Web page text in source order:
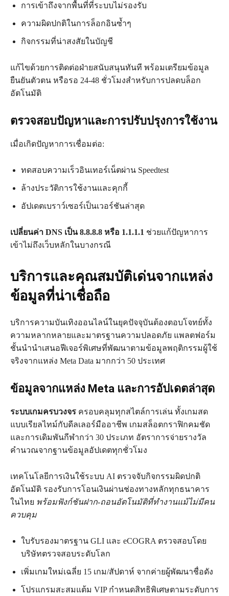
การเข้าถึงจากพื้นที่ที่ระบบไม่รองรับ
ความผิดปกติในการล็อกอินซ้ำๆ
กิจกรรมที่น่าสงสัยในบัญชี
แก้ไขด้วยการติดต่อฝ่ายสนับสนุนทันที พร้อมเตรียมข้อมูล
ยืนยันตัวตน หรือรอ 24-48 ชั่วโมงสำหรับการปลดบล็อก
อัตโนมัติ
ตรวจสอบปัญหาและการปรับปรุงการใช้งาน
เมื่อเกิดปัญหาการเชื่อมต่อ:
ทดสอบความเร็วอินเทอร์เน็ตผ่าน Speedtest
ล้างประวัติการใช้งานและคุกกี้
อัปเดตเบราว์เซอร์เป็นเวอร์ชันล่าสุด
เปลี่ยนค่า DNS เป็น 8.8.8.8 หรือ 1.1.1.1 ช่วยแก้ปัญหาการ
เข้าไม่ถึงเว็บหลักในบางกรณี
บริการและคุณสมบัติเด่นจากแหล่ง
ข้อมูลที่น่าเชื่อถือ
บริการความบันเทิงออนไลน์ในยุคปัจจุบันต้องตอบโจทย์ทั้ง
ความหลากหลายและมาตรฐานความปลอดภัย แพลตฟอร์ม
ชั้นนำนำเสนอฟีเจอร์พิเศษที่พัฒนาตามข้อมูลพฤติกรรมผู้ใช้
จริงจากแหล่ง Meta Data มากกว่า 50 ประเทศ
ข้อมูลจากแหล่ง Meta และการอัปเดตล่าสุด
ระบบเกมครบวงจร ครอบคลุมทุกสไตล์การเล่น ทั้งเกมสด
แบบเรียลไทม์กับดีลเลอร์มืออาชีพ เกมสล็อตกราฟิกคมชัด
และการเดิมพันกีฬากว่า 30 ประเภท อัตราการจ่ายรางวัล
คำนวณจากฐานข้อมูลอัปเดตทุกชั่วโมง
เทคโนโลยีการเงินใช้ระบบ AI ตรวจจับกิจกรรมผิดปกติ
อัตโนมัติ รองรับการโอนเงินผ่านช่องทางหลักทุกธนาคาร
ในไทย พร้อมฟังก์ชันฝาก-ถอนอัตโนมัติที่ทำงานแม้ไม่มีคน
ควบคุม
ใบรับรองมาตรฐาน GLI และ eCOGRA ตรวจสอบโดย
บริษัทตรวจสอบระดับโลก
เพิ่มเกมใหม่เฉลี่ย 15 เกม/สัปดาห์ จากค่ายผู้พัฒนาชื่อดัง
โปรแกรมสะสมแต้ม VIP กำหนดสิทธิพิเศษตามระดับการ